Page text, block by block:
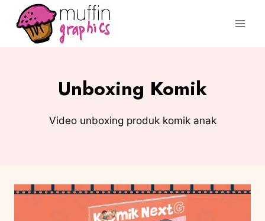
Unboxing Komik
Video unboxing produk komik anak